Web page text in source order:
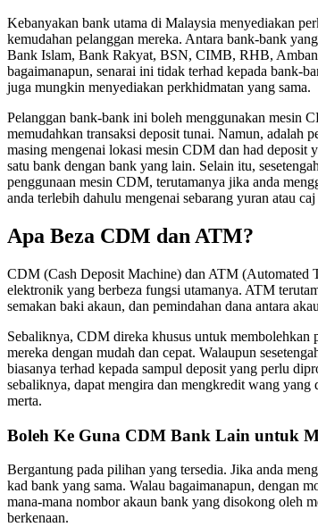
Kebanyakan bank utama di Malaysia menyediakan
kemudahan pelanggan mereka. Antara bank-bank
Bank Islam, Bank Rakyat, BSN, CIMB, RHB,
bagaimanapun, senarai ini tidak terhad kepada bank-
juga mungkin menyediakan perkhidmatan yang sama.
Pelanggan bank-bank ini boleh menggunakan mesin
memudahkan transaksi deposit tunai. Namun, adalah
masing mengenai lokasi mesin CDM dan had deposit
satu bank dengan bank yang lain. Selain itu,
penggunaan mesin CDM, terutamanya jika anda
anda terlebih dahulu mengenai sebarang yuran atau
Apa Beza CDM dan ATM?
CDM (Cash Deposit Machine) dan ATM (Automated
elektronik yang berbeza fungsi utamanya. ATM
semakan baki akaun, dan pemindahan dana antara
Sebaliknya, CDM direka khusus untuk membolehkan
mereka dengan mudah dan cepat. Walaupun
biasanya terhad kepada sampul deposit yang perlu
sebaliknya, dapat mengira dan mengkredit wang yang
merta.
Boleh Ke Guna CDM Bank Lain untuk
Bergantung pada pilihan yang tersedia. Jika anda
kad bank yang sama. Walau bagaimanapun, dengan
mana-mana nombor akaun bank yang disokong oleh
berkenaan.